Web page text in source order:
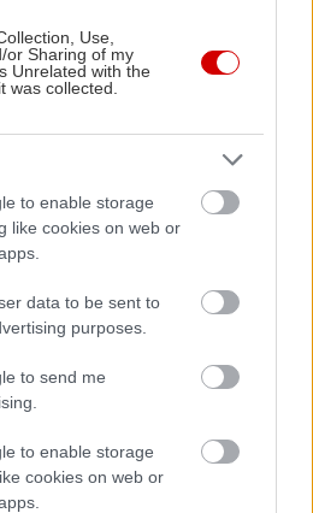
Use,
or Sharing of my
Unrelated with the
was collected.
to enable storage
like cookies on web or
data to be sent to
purposes.
to send me
to enable storage
cookies on web or
μπουφέ να
ευρώ κατ’ άτομο. Φέτος το
μόνο τα μεσημέρια, μέχρι
τα περσινά dinners, που
Παρασκευή και Σάββατο, να
Στα συν, σημειώστε το ότι
πάρκινγκ –για την
είναι ένα μεγάλο
Τέχνης